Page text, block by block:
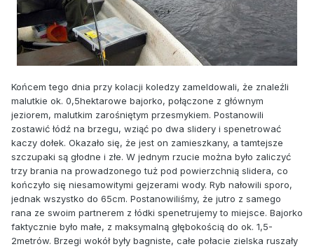
Końcem tego dnia przy kolacji koledzy zameldowali, że znaleźli
malutkie ok. 0,5hektarowe bajorko, połączone z głównym
jeziorem, malutkim zarośniętym przesmykiem. Postanowili
zostawić łódź na brzegu, wziąć po dwa slidery i spenetrować
kaczy dołek. Okazało się, że jest on zamieszkany, a tamtejsze
szczupaki są głodne i złe. W jednym rzucie można było zaliczyć
trzy brania na prowadzonego tuż pod powierzchnią slidera, co
kończyło się niesamowitymi gejzerami wody. Ryb nałowili sporo,
jednak wszystko do 65cm. Postanowiliśmy, że jutro z samego
rana ze swoim partnerem z łódki spenetrujemy to miejsce. Bajorko
faktycznie było małe, z maksymalną głębokością do ok. 1,5-
2metrów. Brzegi wokół były bagniste, całe połacie zielska ruszały